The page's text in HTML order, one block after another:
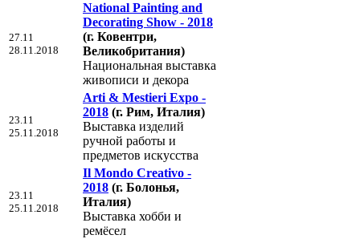
27.11
28.11.2018
National Painting and
Decorating Show - 2018
(г. Ковентри,
Великобритания)
Национальная выставка
живописи и декора
23.11
25.11.2018
Arti & Mestieri Expo -
2018 (г. Рим, Италия)
Выставка изделий
ручной работы и
предметов искусства
23.11
25.11.2018
Il Mondo Creativo -
2018 (г. Болонья,
Италия)
Выставка хобби и
ремёсел